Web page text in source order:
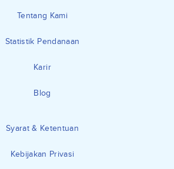
Tentang Kami
Statistik Pendanaan
Karir
Blog
Syarat & Ketentuan
Kebijakan Privasi